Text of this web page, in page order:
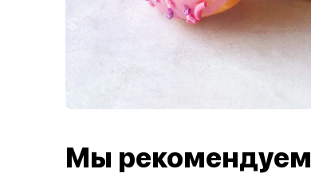
Мы рекомендуем